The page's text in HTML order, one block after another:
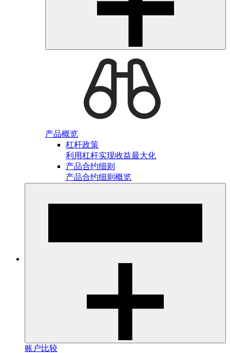
产品概览
杠杆政策
利用杠杆实现收益最大化
产品合约细则
产品合约细则概览
账户比较